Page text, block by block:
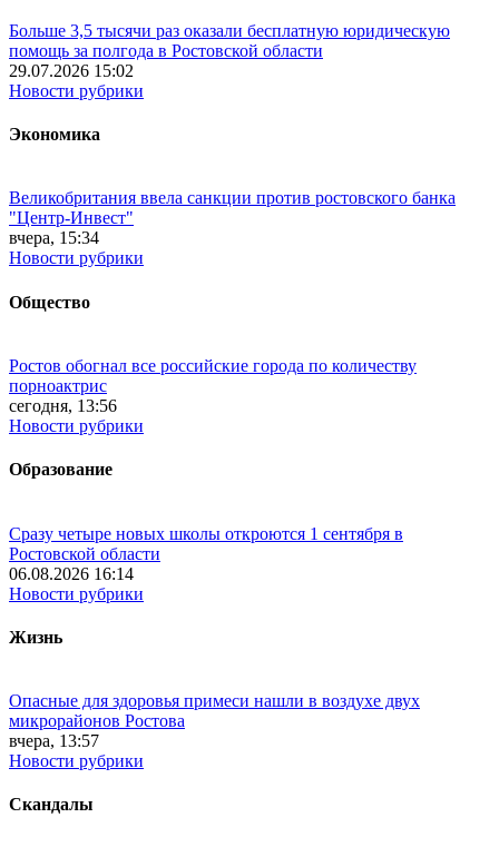
Больше 3,5 тысячи раз оказали бесплатную юридическую
помощь за полгода в Ростовской области
29.07.2026 15:02
Новости рубрики
Экономика
Великобритания ввела санкции против ростовского банка
"Центр-Инвест"
вчера, 15:34
Новости рубрики
Общество
Ростов обогнал все российские города по количеству
порноактрис
сегодня, 13:56
Новости рубрики
Образование
Сразу четыре новых школы откроются 1 сентября в
Ростовской области
06.08.2026 16:14
Новости рубрики
Жизнь
Опасные для здоровья примеси нашли в воздухе двух
микрорайонов Ростова
вчера, 13:57
Новости рубрики
Скандалы